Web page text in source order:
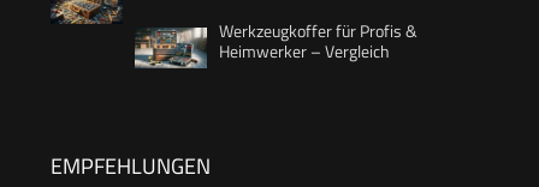
Werkzeugkoffer für Profis &
Heimwerker – Vergleich
EMPFEHLUNGEN